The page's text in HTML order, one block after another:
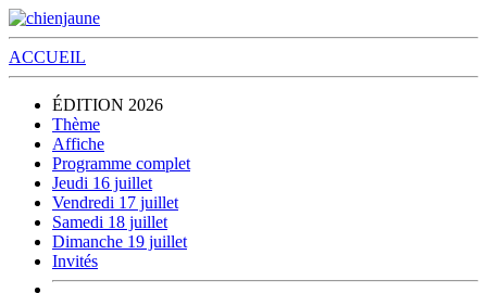
ACCUEIL
ÉDITION 2026
Thème
Affiche
Programme complet
Jeudi 16 juillet
Vendredi 17 juillet
Samedi 18 juillet
Dimanche 19 juillet
Invités